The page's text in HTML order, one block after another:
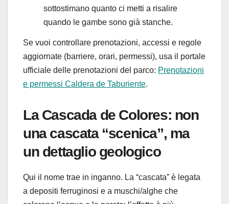
sottostimano quanto ci metti a risalire
quando le gambe sono già stanche.
Se vuoi controllare prenotazioni, accessi e regole
aggiornate (barriere, orari, permessi), usa il portale
ufficiale delle prenotazioni del parco: Prenotazioni
e permessi Caldera de Taburiente.
La Cascada de Colores: non
una cascata “scenica”, ma
un dettaglio geologico
Qui il nome trae in inganno. La “cascata” è legata
a depositi ferruginosi e a muschi/alghe che